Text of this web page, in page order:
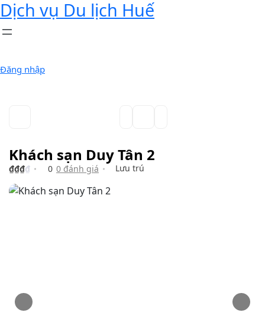
Dịch vụ Du lịch Huế
Đăng nhập
Khách sạn Duy Tân 2
₫₫₫₫ 0 0 đánh giá Lưu trú